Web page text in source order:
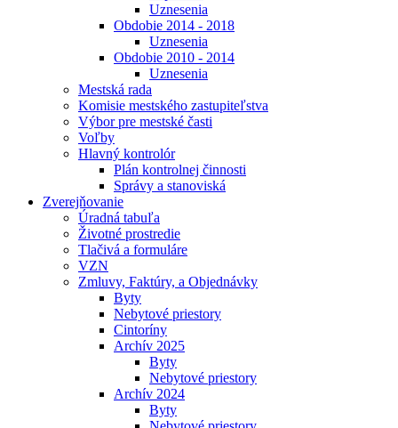
Uznesenia
Obdobie 2014 - 2018
Uznesenia
Obdobie 2010 - 2014
Uznesenia
Mestská rada
Komisie mestského zastupiteľstva
Výbor pre mestské časti
Voľby
Hlavný kontrolór
Plán kontrolnej činnosti
Správy a stanoviská
Zverejňovanie
Úradná tabuľa
Životné prostredie
Tlačivá a formuláre
VZN
Zmluvy, Faktúry, a Objednávky
Byty
Nebytové priestory
Cintoríny
Archív 2025
Byty
Nebytové priestory
Archív 2024
Byty